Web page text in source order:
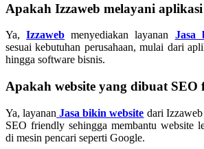
Apakah Izzaweb melayani aplikasi
Ya, Izzaweb menyediakan layanan Jasa
sesuai kebutuhan perusahaan, mulai dari
hingga software bisnis.
Apakah website yang dibuat SEO
Ya, layanan Jasa bikin website dari
SEO friendly sehingga membantu website
di mesin pencari seperti Google.